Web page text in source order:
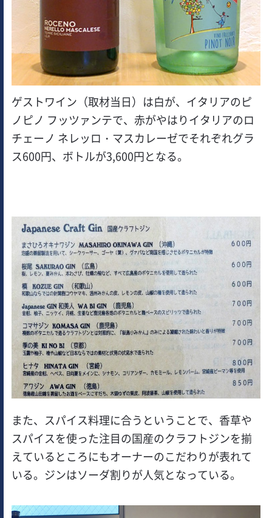
ゲストワイン（取材当日）は白が、イタリアのピ
ノピノ フッツァンテで、赤がやはりイタリアのロ
チェーノ ネレッロ・マスカレーゼでそれぞれグラ
ス600円、ボトルが3,600円となる。
また、スパイス料理に合うということで、香草や
スパイスを使った注目の国産のクラフトジンを揃
えているところにもオーナーのこだわりが表れて
いる。ジンはソーダ割りが人気となっている。